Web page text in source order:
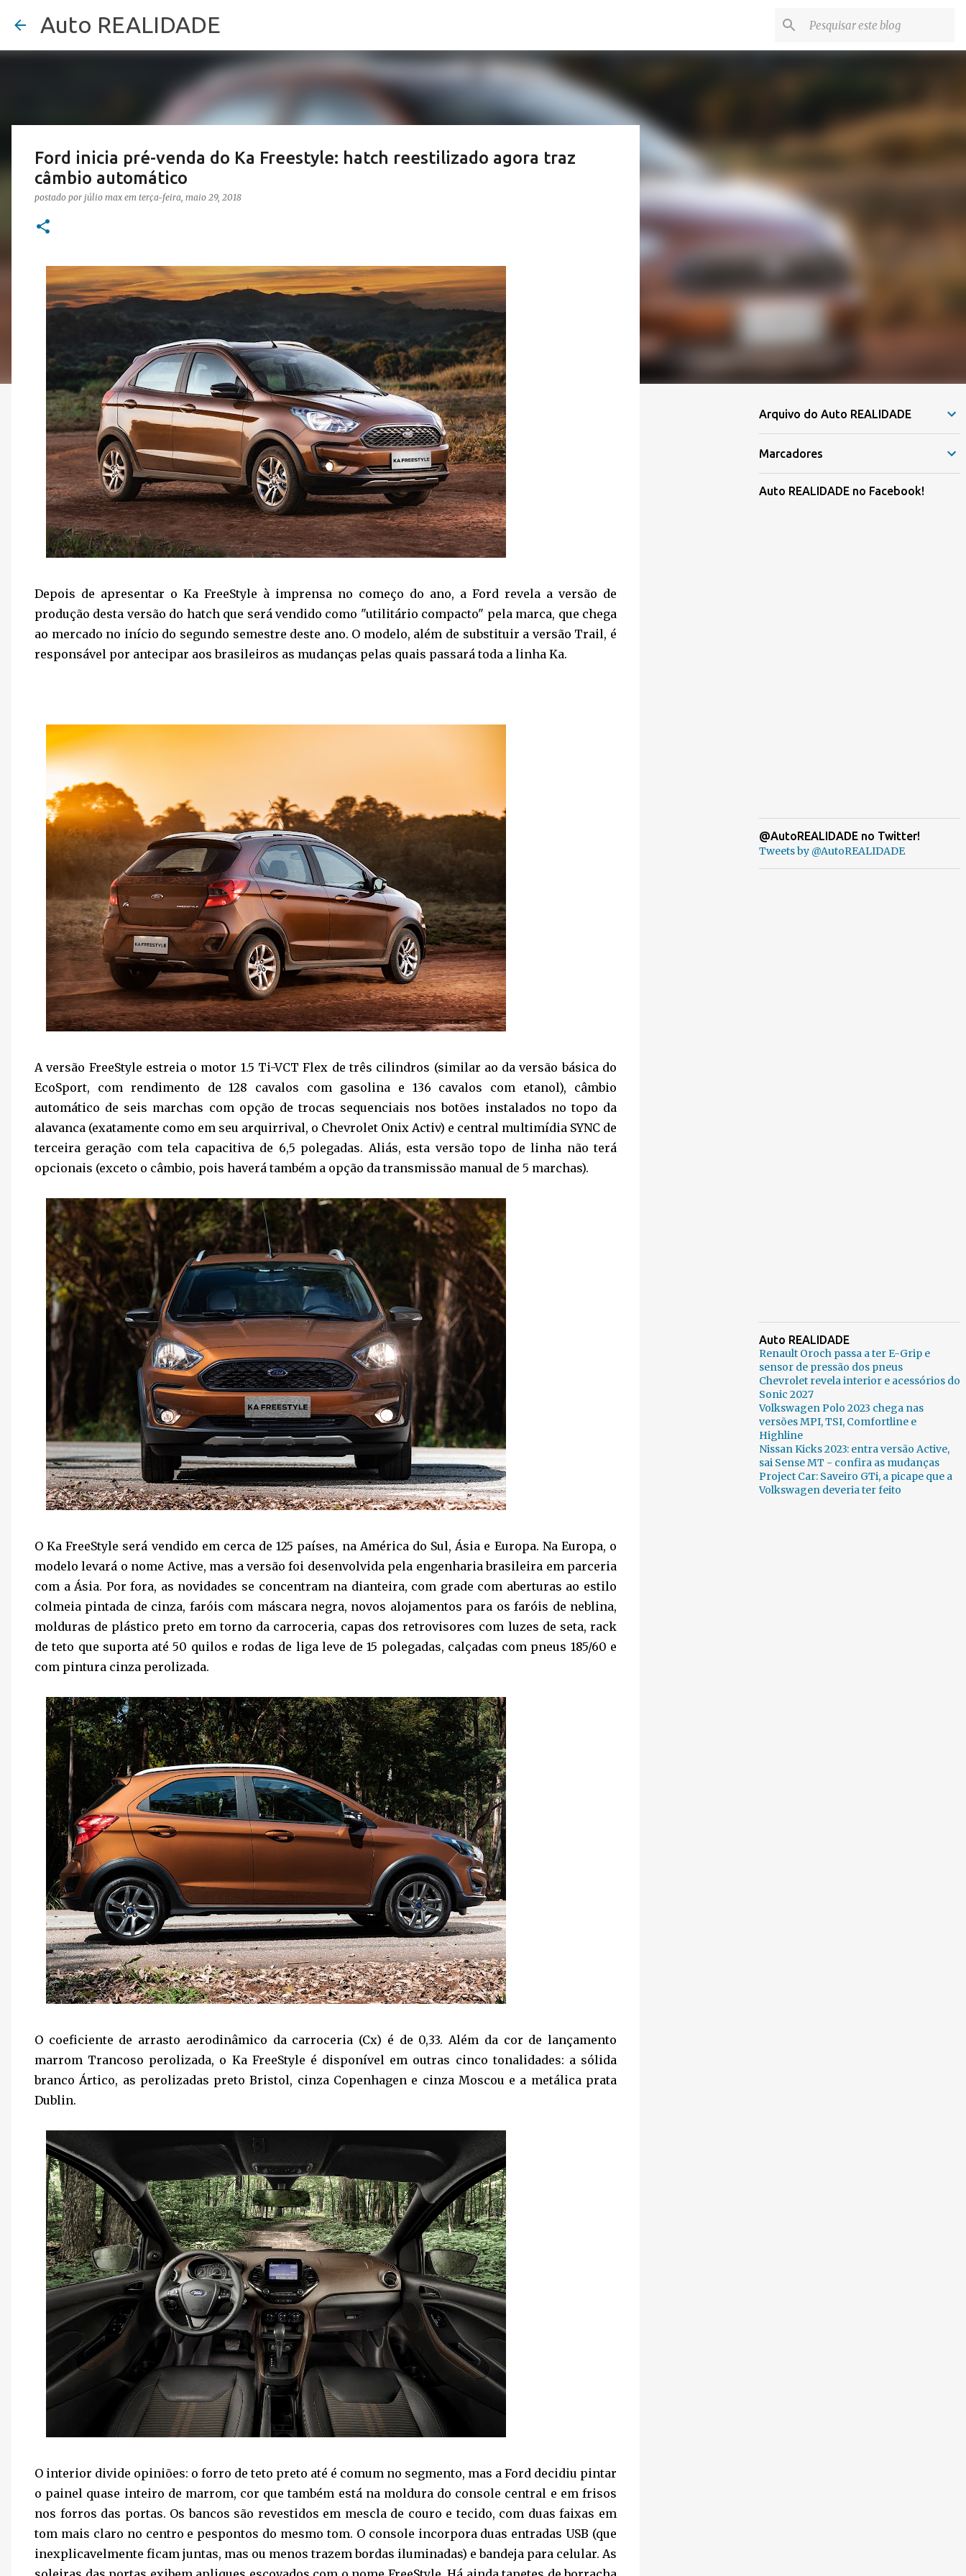
Auto REALIDADE
Ford inicia pré-venda do Ka Freestyle: hatch reestilizado agora traz
câmbio automático
postado por júlio max em terça-feira, maio 29, 2018
Depois de apresentar o Ka FreeStyle à imprensa no começo do ano, a Ford revela a versão de
produção desta versão do hatch que será vendido como "utilitário compacto" pela marca, que chega
ao mercado no início do segundo semestre deste ano. O modelo, além de substituir a versão Trail, é
responsável por antecipar aos brasileiros as mudanças pelas quais passará toda a linha Ka.
A versão FreeStyle estreia o motor 1.5 Ti-VCT Flex de três cilindros (similar ao da versão básica do
EcoSport, com rendimento de 128 cavalos com gasolina e 136 cavalos com etanol), câmbio
automático de seis marchas com opção de trocas sequenciais nos botões instalados no topo da
alavanca (exatamente como em seu arquirrival, o Chevrolet Onix Activ) e central multimídia SYNC de
terceira geração com tela capacitiva de 6,5 polegadas. Aliás, esta versão topo de linha não terá
opcionais (exceto o câmbio, pois haverá também a opção da transmissão manual de 5 marchas).
O Ka FreeStyle será vendido em cerca de 125 países, na América do Sul, Ásia e Europa. Na Europa, o
modelo levará o nome Active, mas a versão foi desenvolvida pela engenharia brasileira em parceria
com a Ásia. Por fora, as novidades se concentram na dianteira, com grade com aberturas ao estilo
colmeia pintada de cinza, faróis com máscara negra, novos alojamentos para os faróis de neblina,
molduras de plástico preto em torno da carroceria, capas dos retrovisores com luzes de seta, rack
de teto que suporta até 50 quilos e rodas de liga leve de 15 polegadas, calçadas com pneus 185/60 e
com pintura cinza perolizada.
O coeficiente de arrasto aerodinâmico da carroceria (Cx) é de 0,33. Além da cor de lançamento
marrom Trancoso perolizada, o Ka FreeStyle é disponível em outras cinco tonalidades: a sólida
branco Ártico, as perolizadas preto Bristol, cinza Copenhagen e cinza Moscou e a metálica prata
Dublin.
O interior divide opiniões: o forro de teto preto até é comum no segmento, mas a Ford decidiu pintar
o painel quase inteiro de marrom, cor que também está na moldura do console central e em frisos
nos forros das portas. Os bancos são revestidos em mescla de couro e tecido, com duas faixas em
tom mais claro no centro e pespontos do mesmo tom. O console incorpora duas entradas USB (que
inexplicavelmente ficam juntas, mas ou menos trazem bordas iluminadas) e bandeja para celular. As
Arquivo do Auto REALIDADE
Marcadores
Auto REALIDADE no Facebook!
@AutoREALIDADE no Twitter!
Tweets by @AutoREALIDADE
Auto REALIDADE
Renault Oroch passa a ter E-Grip e
sensor de pressão dos pneus
Chevrolet revela interior e acessórios do
Sonic 2027
Volkswagen Polo 2023 chega nas
versões MPI, TSI, Comfortline e
Highline
Nissan Kicks 2023: entra versão Active,
sai Sense MT - confira as mudanças
Project Car: Saveiro GTi, a picape que a
Volkswagen deveria ter feito